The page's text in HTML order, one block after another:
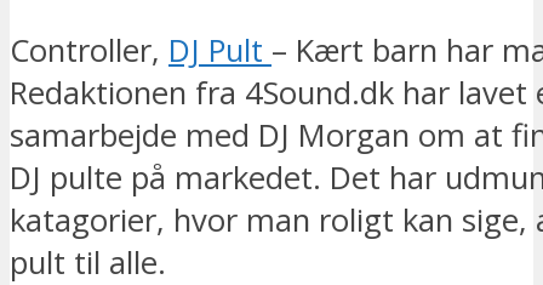
Controller, DJ Pult – Kært barn har
Redaktionen fra 4Sound.dk har lavet
samarbejde med DJ Morgan om at
DJ pulte på markedet. Det har
katagorier, hvor man roligt kan sige,
pult til alle.